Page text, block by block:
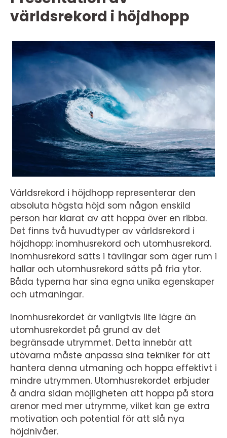
världsrekord i höjdhopp
Världsrekord i höjdhopp representerar den
absoluta högsta höjd som någon enskild
person har klarat av att hoppa över en ribba.
Det finns två huvudtyper av världsrekord i
höjdhopp: inomhusrekord och utomhusrekord.
Inomhusrekord sätts i tävlingar som äger rum i
hallar och utomhusrekord sätts på fria ytor.
Båda typerna har sina egna unika egenskaper
och utmaningar.
Inomhusrekordet är vanligtvis lite lägre än
utomhusrekordet på grund av det
begränsade utrymmet. Detta innebär att
utövarna måste anpassa sina tekniker för att
hantera denna utmaning och hoppa effektivt i
mindre utrymmen. Utomhusrekordet erbjuder
å andra sidan möjligheten att hoppa på stora
arenor med mer utrymme, vilket kan ge extra
motivation och potential för att slå nya
höjdnivåer.